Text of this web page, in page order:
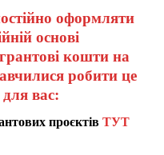
оформляти
основі
кошти на
робити це
вас:
проєктівТУТ